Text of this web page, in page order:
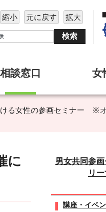
縮小 元に戻す 拡大
相談窓口 女
る女性の参画セミナー ※
に
男女共同参
リー
講座・イベ